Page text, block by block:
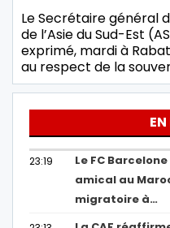
Le Secrétaire général
de l’Asie du Sud-Est
exprimé, mardi à
au respect de la
23:19
Le FC
amical au
migratoire à…